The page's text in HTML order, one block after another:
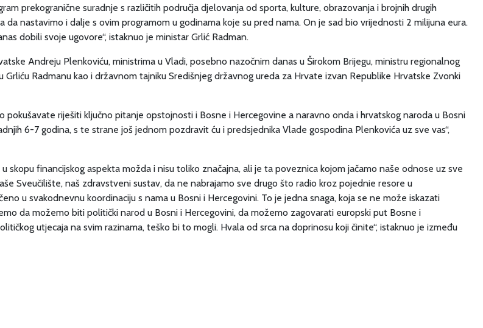
prekogranične suradnje s različitih područja djelovanja od sporta, kulture, obrazovanja i brojnih drugih
nastavimo i dalje s ovim programom u godinama koje su pred nama. On je sad bio vrijednosti 2 milijuna eura.
dobili svoje ugovore“, istaknuo je ministar Grlić Radman.
Andreju Plenkoviću, ministrima u Vladi, posebno nazočnim danas u Širokom Brijegu, ministru regionalnog
Radmanu kao i državnom tajniku Središnjeg državnog ureda za Hrvate izvan Republike Hrvatske Zvonki
pokušavate riješiti ključno pitanje opstojnosti i Bosne i Hercegovine a naravno onda i hrvatskog naroda u Bosni
6-7 godina, s te strane još jednom pozdravit ću i predsjednika Vlade gospodina Plenkovića uz sve vas“,
skopu financijskog aspekta možda i nisu toliko značajna, ali je ta poveznica kojom jačamo naše odnose uz sve
Sveučilište, naš zdravstveni sustav, da ne nabrajamo sve drugo što radio kroz pojednie resore u
u svakodnevnu koordinaciju s nama u Bosni i Hercegovini. To je jedna snaga, koja se ne može iskazati
da možemo biti politički narod u Bosni i Hercegovini, da možemo zagovarati europski put Bosne i
utjecaja na svim razinama, teško bi to mogli. Hvala od srca na doprinosu koji činite“, istaknuo je između